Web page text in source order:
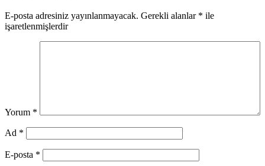
E-posta adresiniz yayınlanmayacak. Gerekli alanlar * ile
işaretlenmişlerdir
Yorum *
Ad *
E-posta *